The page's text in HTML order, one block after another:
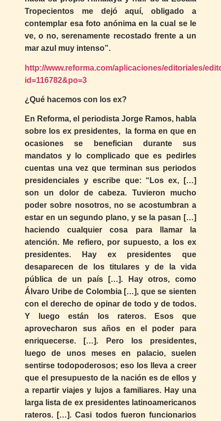
Tropecientos me dejó aquí, obligado a
contemplar esa foto anónima en la cual se le
ve, o no, serenamente recostado frente a un
mar azul muy intenso”.
http://www.reforma.com/aplicaciones/editoriales/
id=116782&po=3
¿Qué hacemos con los ex?
En Reforma, el periodista Jorge Ramos, habla
sobre los ex presidentes, la forma en que en
ocasiones se benefician durante sus
mandatos y lo complicado que es pedirles
cuentas una vez que terminan sus periodos
presidenciales y escribe que: “Los ex, […]
son un dolor de cabeza. Tuvieron mucho
poder sobre nosotros, no se acostumbran a
estar en un segundo plano, y se la pasan […]
haciendo cualquier cosa para llamar la
atención. Me refiero, por supuesto, a los ex
presidentes. Hay ex presidentes que
desaparecen de los titulares y de la vida
pública de un país […]. Hay otros, como
Álvaro Uribe de Colombia […], que se sienten
con el derecho de opinar de todo y de todos.
Y luego están los rateros. Esos que
aprovecharon sus años en el poder para
enriquecerse. […]. Pero los presidentes,
luego de unos meses en palacio, suelen
sentirse todopoderosos; eso los lleva a creer
que el presupuesto de la nación es de ellos y
a repartir viajes y lujos a familiares. Hay una
larga lista de ex presidentes latinoamericanos
rateros. […]. Casi todos fueron funcionarios